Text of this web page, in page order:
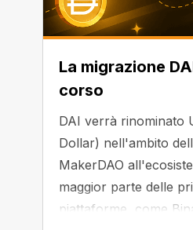
La migrazione
corso
DAI verrà rinominato
Dollar) nell'ambito
MakerDAO
maggior parte delle
piattaforme, come